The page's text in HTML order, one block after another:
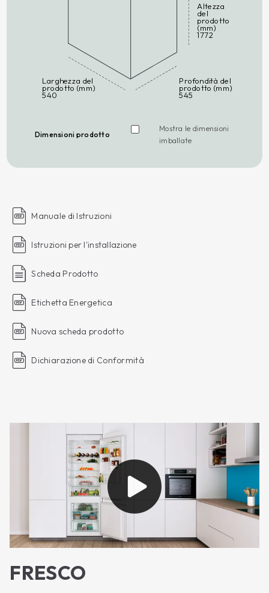
Altezza
del
prodotto
(mm)
1772
Profondità del
prodotto (mm)
545
Larghezza del
prodotto (mm)
540
Dimensioni prodotto
Mostra le dimensioni
imballate
Manuale di Istruzioni
Istruzioni per l'installazione
Scheda Prodotto
Etichetta Energetica
Nuova scheda prodotto
Dichiarazione di Conformità
FRESCO